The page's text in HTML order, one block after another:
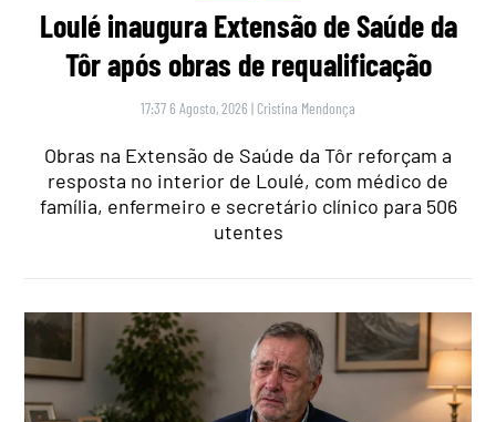
Loulé inaugura Extensão de Saúde da
Tôr após obras de requalificação
17:37 6 Agosto, 2026 | Cristina Mendonça
Obras na Extensão de Saúde da Tôr reforçam a
resposta no interior de Loulé, com médico de
família, enfermeiro e secretário clínico para 506
utentes